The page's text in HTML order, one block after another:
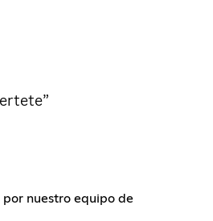
por nuestro equipo de